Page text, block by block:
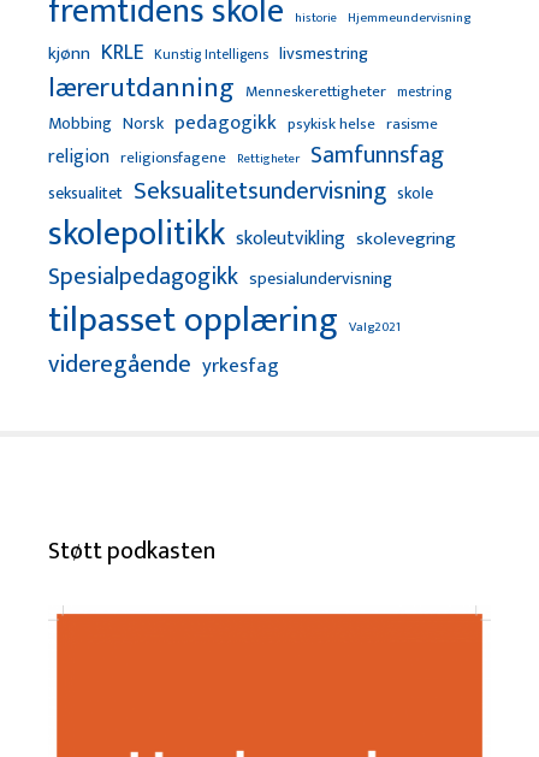
fremtidens skole historie Hjemmeundervisning
kjønn KRLE Kunstig Intelligens livsmestring
lærerutdanning Menneskerettigheter mestring
Mobbing Norsk pedagogikk psykisk helse rasisme
religion religionsfagene Rettigheter Samfunnsfag
seksualitet Seksualitetsundervisning skole
skolepolitikk skoleutvikling skolevegring
Spesialpedagogikk spesialundervisning
tilpasset opplæring Valg2021
videregående yrkesfag
Støtt podkasten